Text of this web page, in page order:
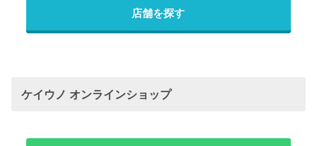
店舗を探す
ケイウノ オンラインショップ